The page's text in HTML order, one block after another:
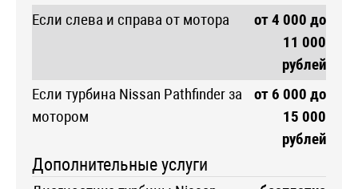
Если слева и справа от мотора
от 4 000 до
11 000
рублей
Если турбина Nissan Pathfinder за
мотором
от 6 000 до
15 000
рублей
Дополнительные услуги